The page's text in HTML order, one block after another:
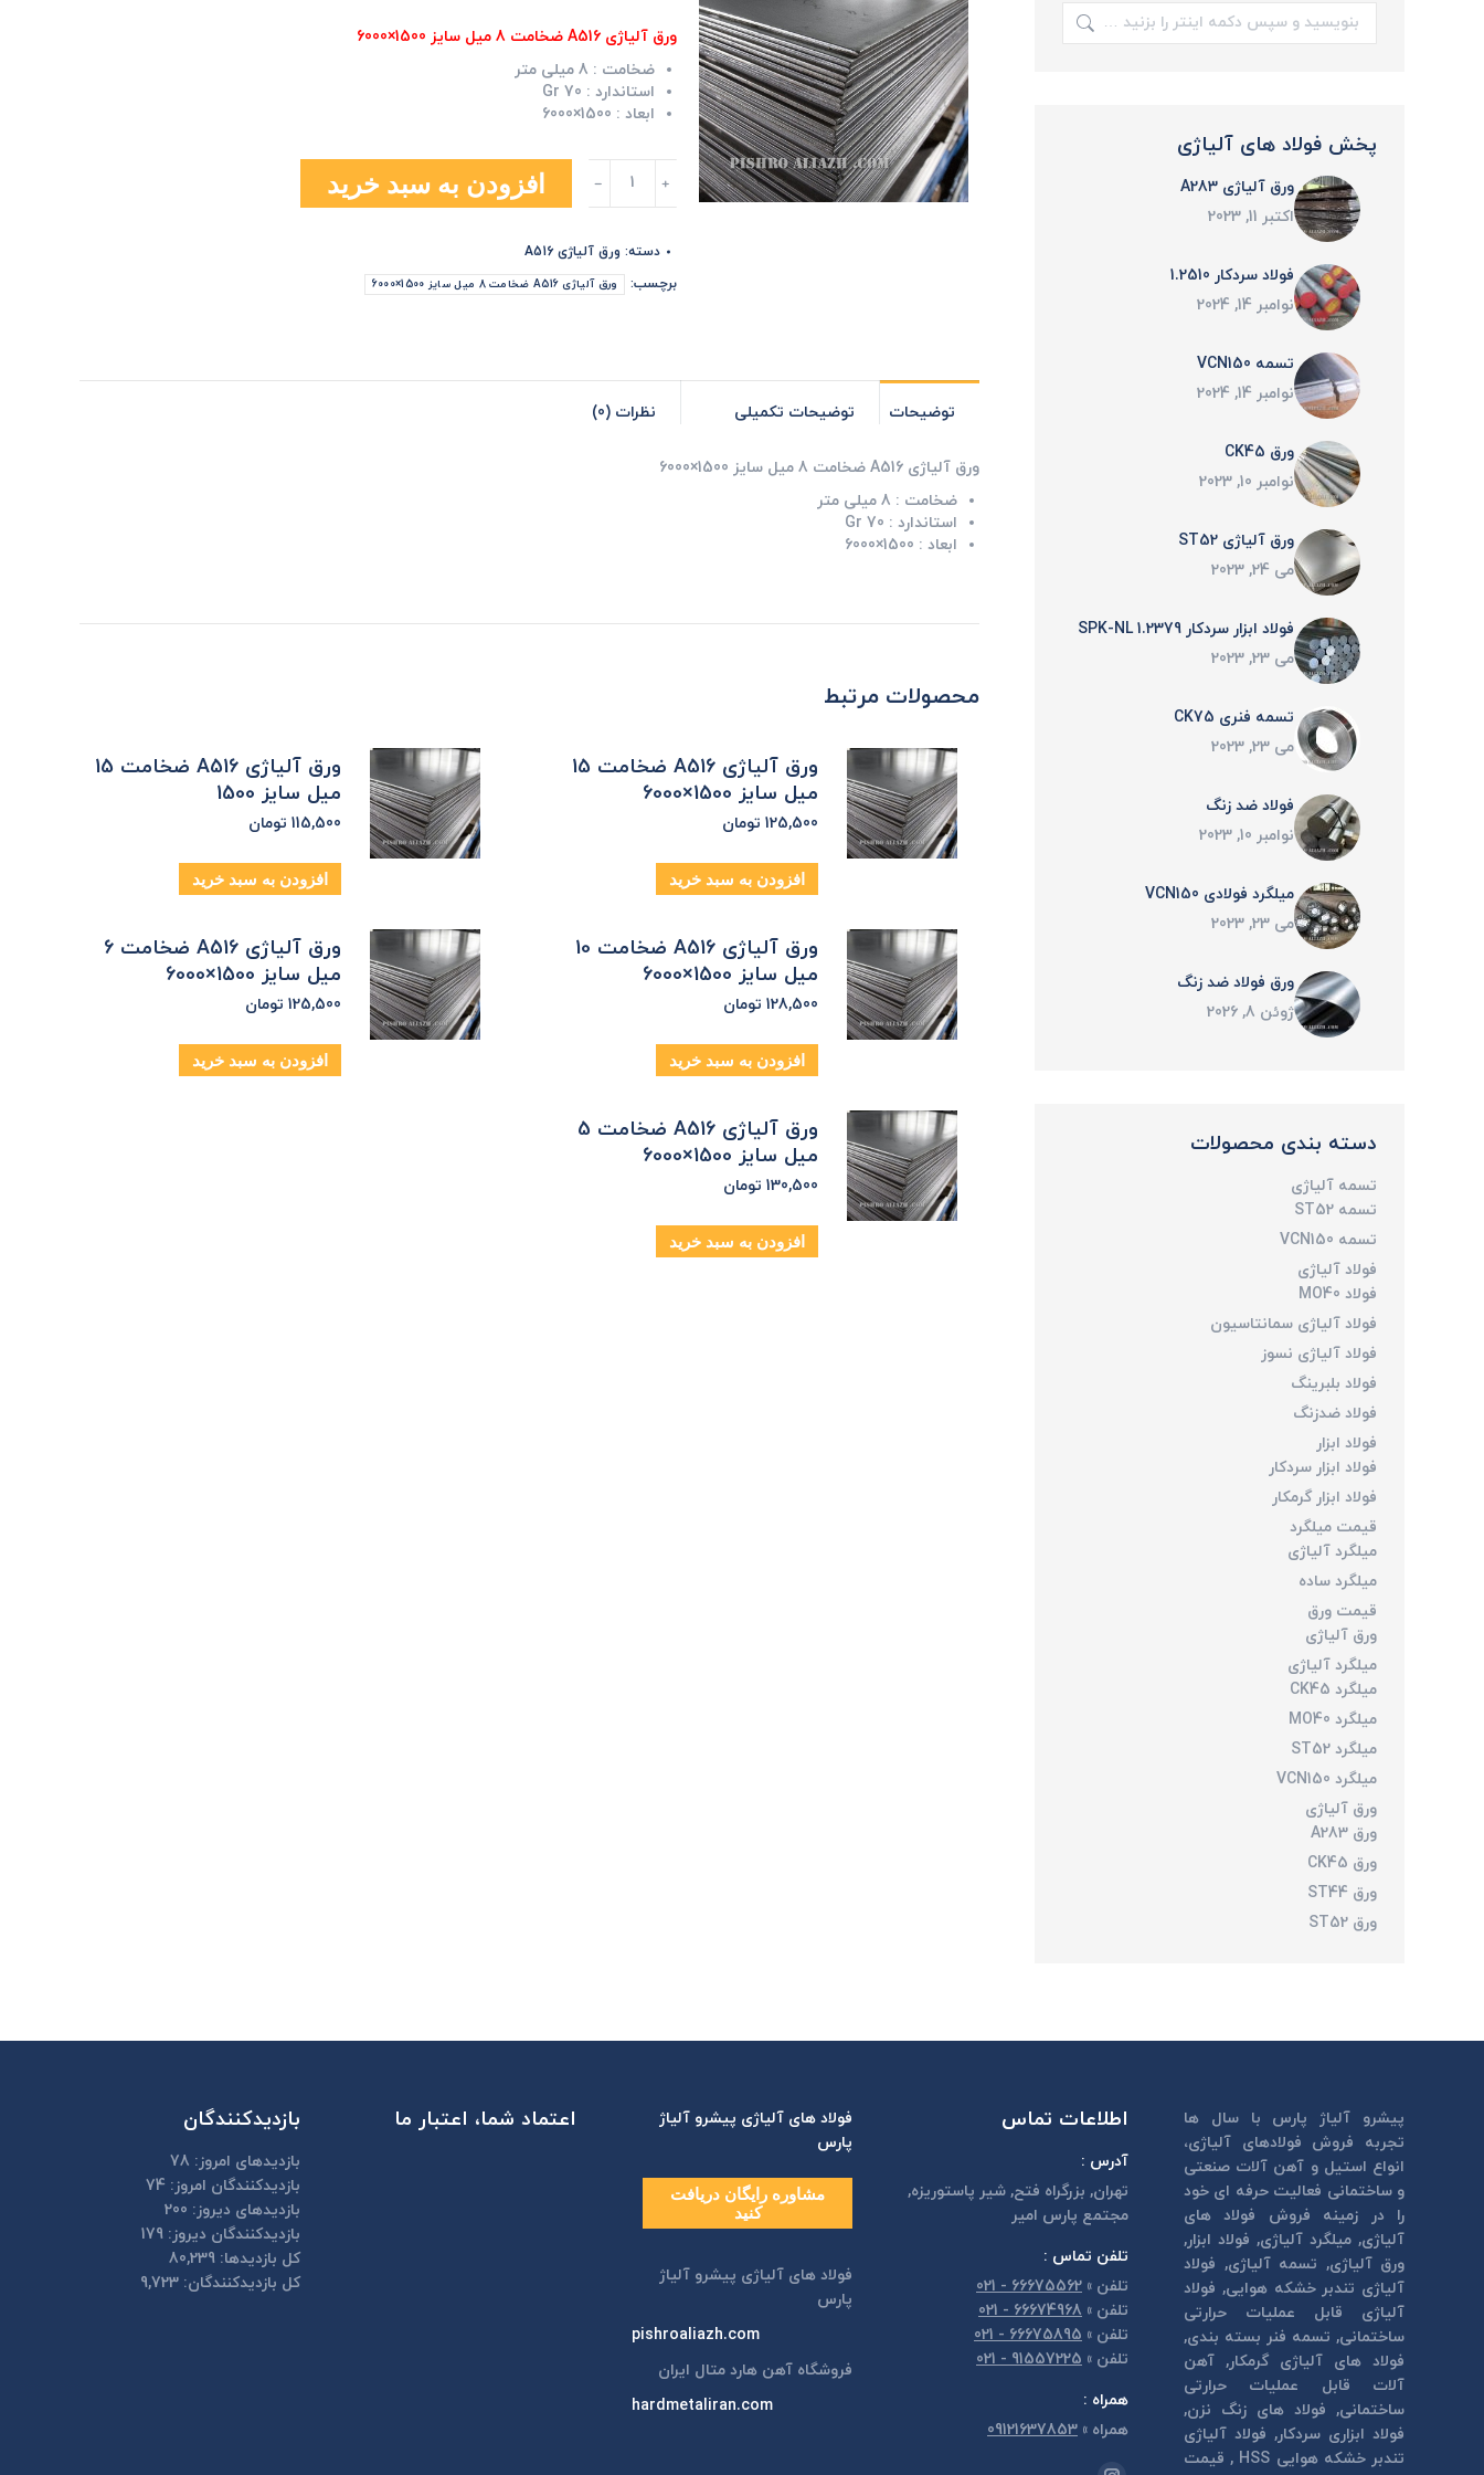
ورق آلیاژی A516 ضخامت 8 میل سایز 1500×6000
ضخامت : 8 میلی متر
استاندارد : Gr 70
ابعاد : 1500×6000
ورق
آلیاژی
افزودن به سبد خرید
دسته: ورق آلیاژی A516
برچسب:
ورق آلیاژی A516 ضخامت 8 میل سایز 1500×6000
توضیحات توضیحات تکمیلی نظرات (0)
ورق آلیاژی A516 ضخامت 8 میل سایز 1500×6000
ضخامت : 8 میلی متر
استاندارد : Gr 70
ابعاد : 1500×6000
محصولات مرتبط
ورق آلیاژی A516 ضخامت 15
میل سایز 1500×6000
125,500 تومان
افزودن به سبد خرید
ورق آلیاژی A516 ضخامت 15
میل سایز 1500
115,500 تومان
افزودن به سبد خرید
ورق آلیاژی A516 ضخامت 10
میل سایز 1500×6000
128,500 تومان
افزودن به سبد خرید
ورق آلیاژی A516 ضخامت 6
میل سایز 1500×6000
125,500 تومان
افزودن به سبد خرید
ورق آلیاژی A516 ضخامت 5
میل سایز 1500×6000
130,500 تومان
افزودن به سبد خرید
جستجو:
پخش فولاد های آلیاژی
ورق آلیاژی A283
اکتبر 11, 2023
فولاد سردکار 1.2510
نوامبر 14, 2024
تسمه VCN150
نوامبر 14, 2024
ورق CK45
نوامبر 10, 2023
ورق آلیاژی ST52
می 24, 2023
فولاد ابزار سردکار 1.2379 SPK-NL
می 23, 2023
تسمه فنری CK75
می 23, 2023
فولاد ضد زنگ
نوامبر 10, 2023
میلگرد فولادی VCN150
می 23, 2023
ورق فولاد ضد زنگ
ژوئن 8, 2026
دسته بندی محصولات
تسمه آلیاژی
تسمه ST52
تسمه VCN150
فولاد آلیاژی
فولاد MO40
فولاد آلیاژی سمانتاسیون
فولاد آلیاژی نسوز
فولاد بلبرینگ
فولاد ضدزنگ
فولاد ابزار
فولاد ابزار سردکار
فولاد ابزار گرمکار
قیمت میلگرد
میلگرد آلیاژی
میلگرد ساده
قیمت ورق
ورق آلیاژی
میلگرد آلیاژی
میلگرد CK45
میلگرد MO40
میلگرد ST52
میلگرد VCN150
ورق آلیاژی
ورق A283
ورق CK45
ورق ST44
ورق ST52
پیشرو آلیاژ پارس با سال ها
تجربه فروش فولادهای آلیاژی،
انواع استیل و آهن آلات صنعتی
و ساختمانی فعالیت حرفه ای خود
را در زمینه فروش فولاد های
آلیاژی, میلگرد آلیاژی, فولاد ابزار,
ورق آلیاژی, تسمه آلیاژی, فولاد
آلیاژی تندبر خشكه هوايی, فولاد
آلیاژی قابل عمليات حرارتی
ساختمانی, تسمه فنر بسته بندی,
فولاد های آلیاژی گرمكار, آهن
آلات قابل عمليات حرارتی
ساختمانی, فولاد های زنگ نزن,
فولاد ابزاری سردكار, فولاد آلیاژی
تندبر خشكه هوايی HSS , قیمت
اطلاعات تماس
آدرس :
تهران, بزرگراه فتح, شير پاستوريزه,
مجتمع پارس امير
تلفن تماس :
تلفن »
66675562 - 021
تلفن »
66674968 - 021
تلفن »
66675895 - 021
تلفن »
91557225 - 021
همراه :
همراه »
09121637853
فولاد های آلیاژی پیشرو آلیاژ
پارس
مشاوره رایگان دریافت
کنید
فولاد های آلیاژی پیشرو آلیاژ
پارس
pishroaliazh.com
فروشگاه آهن هارد متال ایران
hardmetaliran.com
اعتماد شما، اعتبار ما بازدیدکنندگان
بازدیدهای امروز: 78
بازدیدکنندگان امروز: 74
بازدیدهای دیروز: 200
بازدیدکنندگان دیروز: 179
کل بازدیدها: 80,239
کل بازدیدکنند‌گان: 9,723